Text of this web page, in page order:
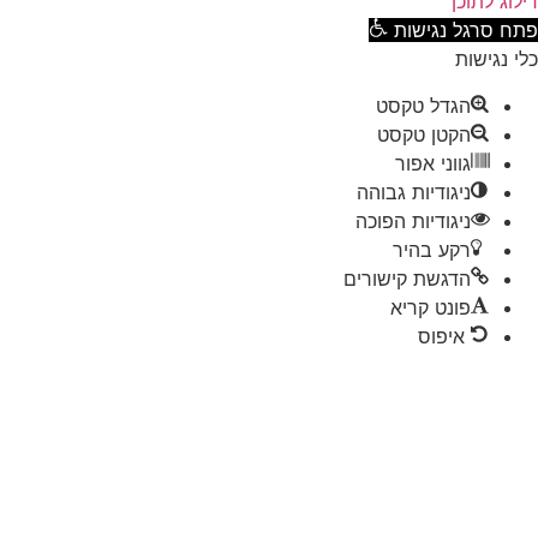
סרגל נגישות
נגישות
הגדל טקסט
הקטן טקסט
גווני אפור
ניגודיות גבוהה
ניגודיות הפוכה
רקע בהיר
הדגשת קישורים
פונט קריא
איפוס